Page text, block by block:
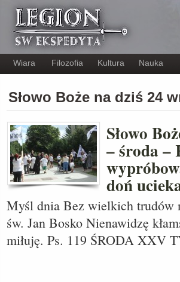
Wiara Filozofia Kultura Nauka
Słowo Boże na dziś 24
Słowo
– środa –
doń
Myśl dnia Bez wielkich trudów
św. Jan Bosko Nienawidzę
miłuję. Ps. 119 ŚRODA XXV